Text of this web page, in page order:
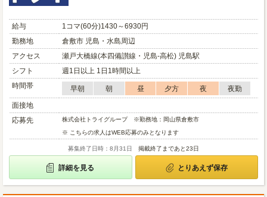
給与
1コマ(60分)1430～6930円
勤務地
倉敷市 児島・水島周辺
アクセス
瀬戸大橋線(本四備讃線・児島-高松) 児島駅
シフト
週1日以上 1日1時間以上
時間帯
早朝 朝 昼 夕方 夜
夜勤
面接地
応募先
株式会社トライグループ ※勤務地：岡山県倉敷市
※ こちらの求人はWEB応募のみとなります
募集終了日時：8月31日 掲載終了まであと23日
詳細を見る とりあえず保存